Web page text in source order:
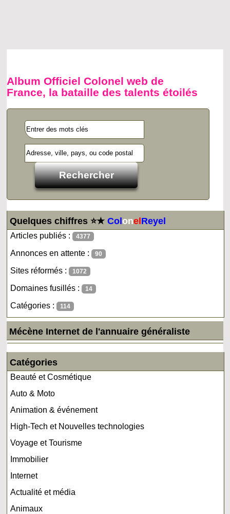
Album Officiel Colonel web de
France, la bataille des talents étoilés
Quelques chiffres ⭐★ColonelReyel
Articles publiés : 4377
Annonces en attente : 90
Sites réformés : 1072
Domaines fusillés : 14
Catégories : 114
Mécène Internet de l'annuaire généraliste
Catégories
Beauté et Cosmétique
Auto & Moto
Animation & événement
High-Tech et Nouvelles technologies
Voyage et Tourisme
Immobilier
Internet
Actualité et média
Animaux